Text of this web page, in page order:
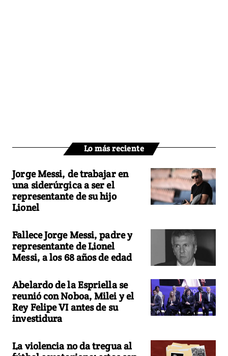
Lo más reciente
Jorge Messi, de trabajar en
una siderúrgica a ser el
representante de su hijo
Lionel
Fallece Jorge Messi, padre y
representante de Lionel
Messi, a los 68 años de edad
Abelardo de la Espriella se
reunió con Noboa, Milei y el
Rey Felipe VI antes de su
investidura
La violencia no da tregua al